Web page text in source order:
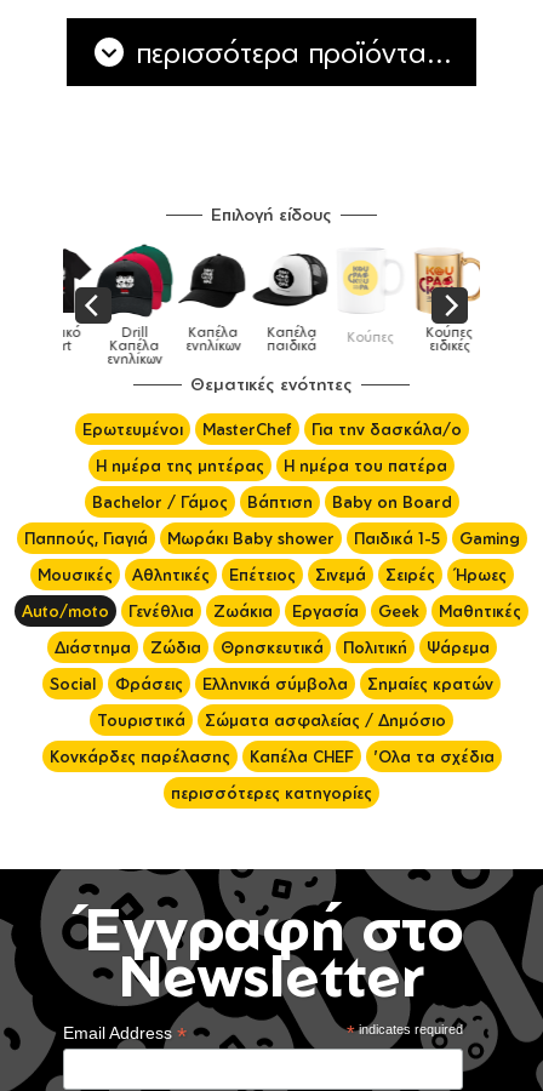
περισσότερα προϊόντα...
Επιλογή είδους
Καπέλα
ενηλίκων
Καπέλα
ενηλίκων
Καπέλα
παιδικά Κούπες Κούπες
ειδικές χρωματιστές
Θεματικές ενότητες
Ερωτευμένοι MasterChef
Για την δασκάλα/ο
Η ημέρα της μητέρας
Η ημέρα του πατέρα
Bachelor / Γάμος
Βάπτιση
Baby on Board
Παππούς, Γιαγιά
Μωράκι Baby shower Παιδικά 1-5
Gaming
Μουσικές
Αθλητικές Επέτειος Σινεμά Σειρές
Ήρωες
Auto/moto
Γενέθλια Ζωάκια Εργασία Geek
Μαθητικές
Διάστημα
Ζώδια Θρησκευτικά Πολιτική
Ψάρεμα
Social
Φράσεις Ελληνικά σύμβολα
Σημαίες κρατών
Τουριστικά
Σώματα ασφαλείας / Δημόσιο
Κονκάρδες παρέλασης
Καπέλα CHEF
'Ολα τα σχέδια
περισσότερες κατηγορίες
Έγγραφή στο
Newsletter
*indicates required
Email Address*